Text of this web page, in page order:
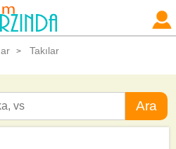
> Takılar
Ara